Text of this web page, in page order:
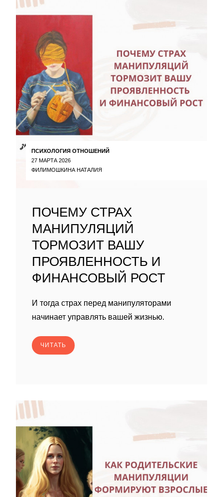
ПСИХОЛОГИЯ ОТНОШЕНИЙ
27 МАРТА 2026
ФИЛИМОШКИНА НАТАЛИЯ
ПОЧЕМУ СТРАХ
МАНИПУЛЯЦИЙ
ТОРМОЗИТ ВАШУ
ПРОЯВЛЕННОСТЬ И
ФИНАНСОВЫЙ РОСТ
И тогда страх перед манипуляторами
начинает управлять вашей жизнью.
ЧИТАТЬ